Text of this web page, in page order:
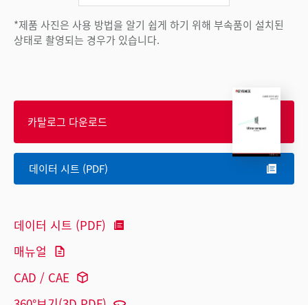
*제품 사진은 사용 방법을 알기 쉽게 하기 위해 부속품이 설치된
상태로 촬영되는 경우가 있습니다.
카탈로그 다운로드
데이터 시트 (PDF)
데이터 시트 (PDF)
매뉴얼
CAD / CAE